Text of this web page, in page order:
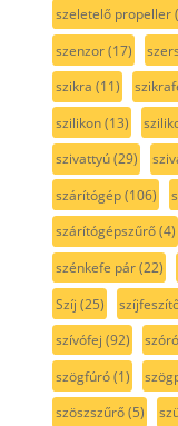
szeletelő propeller
szenzor(17)
szikra (11)
szilikon(13)
szivattyú(29)
szárítógép(106)
szárítógépszűrő(4)
szénkefe pár(22)
Szíj (25)
szívófej (92)
szögfúró(1)
szöszszűrő(5)